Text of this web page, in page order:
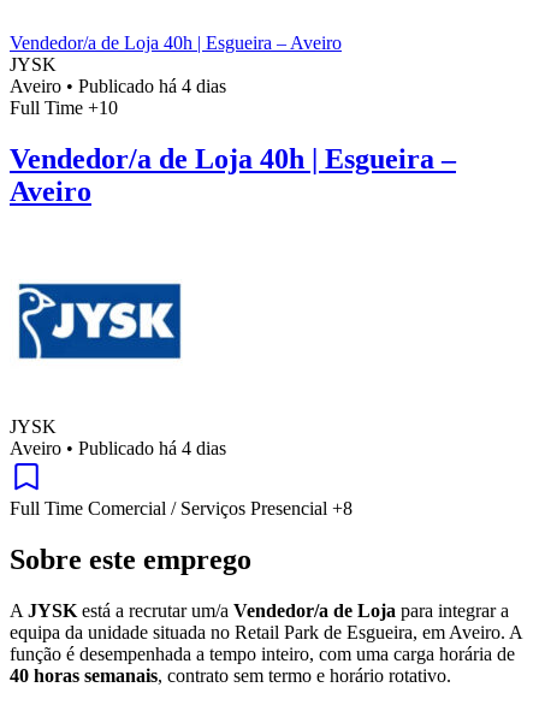
Vendedor/a de Loja 40h | Esgueira – Aveiro
JYSK
Aveiro • Publicado há 4 dias
Full Time +10
Vendedor/a de Loja 40h | Esgueira –
Aveiro
JYSK
Aveiro • Publicado há 4 dias
Full Time Comercial / Serviços Presencial +8
Sobre este emprego
A JYSK está a recrutar um/a Vendedor/a de Loja para integrar a
equipa da unidade situada no Retail Park de Esgueira, em Aveiro. A
função é desempenhada a tempo inteiro, com uma carga horária de
40 horas semanais, contrato sem termo e horário rotativo.